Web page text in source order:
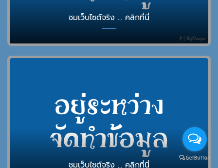
ชมเว็บไซต์จริง ... คลิกที่นี่
ชมเว็บไซต์จริง ... คลิกที่นี่